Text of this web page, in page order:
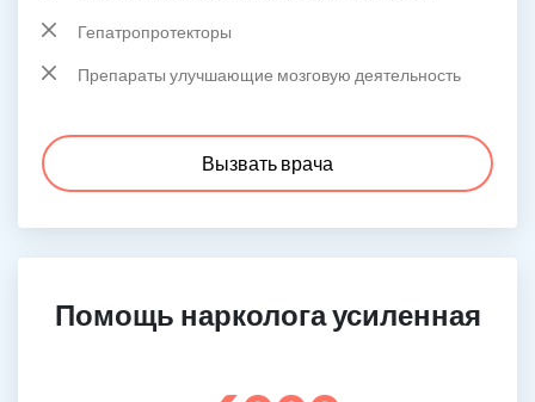
Гепатропротекторы
Препараты улучшающие мозговую деятельность
Вызвать врача
Помощь нарколога усиленная